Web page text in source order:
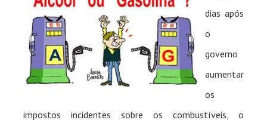
dias após
o
governo
aumentar
os
impostos incidentes sobre os combustíveis, o